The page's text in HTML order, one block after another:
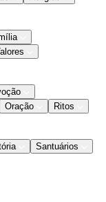
Oração
Ritos
Santuários